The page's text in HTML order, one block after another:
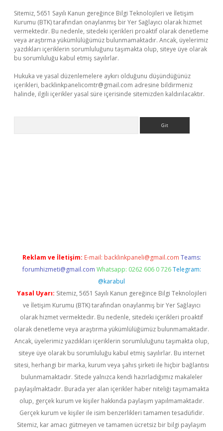
Sitemiz, 5651 Sayılı Kanun gereğince Bilgi Teknolojileri ve İletişim
Kurumu (BTK) tarafından onaylanmış bir Yer Sağlayıcı olarak hizmet
vermektedir. Bu nedenle, sitedeki içerikleri proaktif olarak denetleme
veya araştırma yükümlülüğümüz bulunmamaktadır. Ancak, üyelerimiz
yazdıkları içeriklerin sorumluluğunu taşımakta olup, siteye üye olarak
bu sorumluluğu kabul etmiş sayılırlar.
Hukuka ve yasal düzenlemelere aykırı olduğunu düşündüğünüz
içerikleri, backlinkpanelicomtr@gmail.com adresine bildirmeniz
halinde, ilgili içerikler yasal süre içerisinde sitemizden kaldırılacaktır.
Reklam ve İletişim: E-mail: backlinkpaneli@gmail.com Teams:
forumhizmeti@gmail.com Whatsapp: 0262 606 0 726 Telegram:
@karabul
Yasal Uyarı: Sitemiz, 5651 Sayılı Kanun gereğince Bilgi Teknolojileri
ve İletişim Kurumu (BTK) tarafından onaylanmış bir Yer Sağlayıcı
olarak hizmet vermektedir. Bu nedenle, sitedeki içerikleri proaktif
olarak denetleme veya araştırma yükümlülüğümüz bulunmamaktadır.
Ancak, üyelerimiz yazdıkları içeriklerin sorumluluğunu taşımakta olup,
siteye üye olarak bu sorumluluğu kabul etmiş sayılırlar. Bu internet
sitesi, herhangi bir marka, kurum veya şahıs şirketi ile hiçbir bağlantısı
bulunmamaktadır. Sitede yalnızca kendi hazırladığımız makaleler
paylaşılmaktadır. Burada yer alan içerikler haber niteliği taşımamakta
olup, gerçek kurum ve kişiler hakkında paylaşım yapılmamaktadır.
Gerçek kurum ve kişiler ile isim benzerlikleri tamamen tesadüfidir.
Sitemiz, kar amacı gütmeyen ve tamamen ücretsiz bir bilgi paylaşım